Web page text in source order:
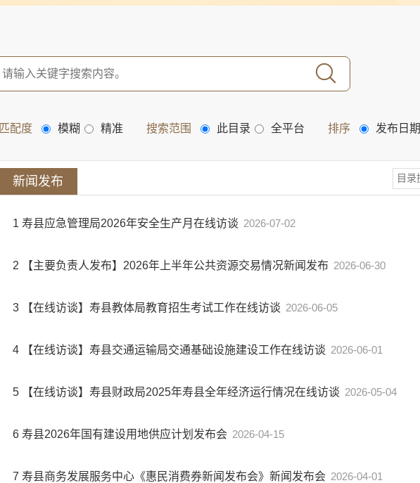
匹配度 模糊 精准 搜索范围 此目录 全平台 排序 发布日期
新闻发布
1 寿县应急管理局2026年安全生产月在线访谈 2026-07-02
2 【主要负责人发布】2026年上半年公共资源交易情况新闻发布 2026-06-30
3 【在线访谈】寿县教体局教育招生考试工作在线访谈 2026-06-05
4 【在线访谈】寿县交通运输局交通基础设施建设工作在线访谈 2026-06-01
5 【在线访谈】寿县财政局2025年寿县全年经济运行情况在线访谈 2026-05-04
6 寿县2026年国有建设用地供应计划发布会 2026-04-15
7 寿县商务发展服务中心《惠民消费券新闻发布会》新闻发布会 2026-04-01